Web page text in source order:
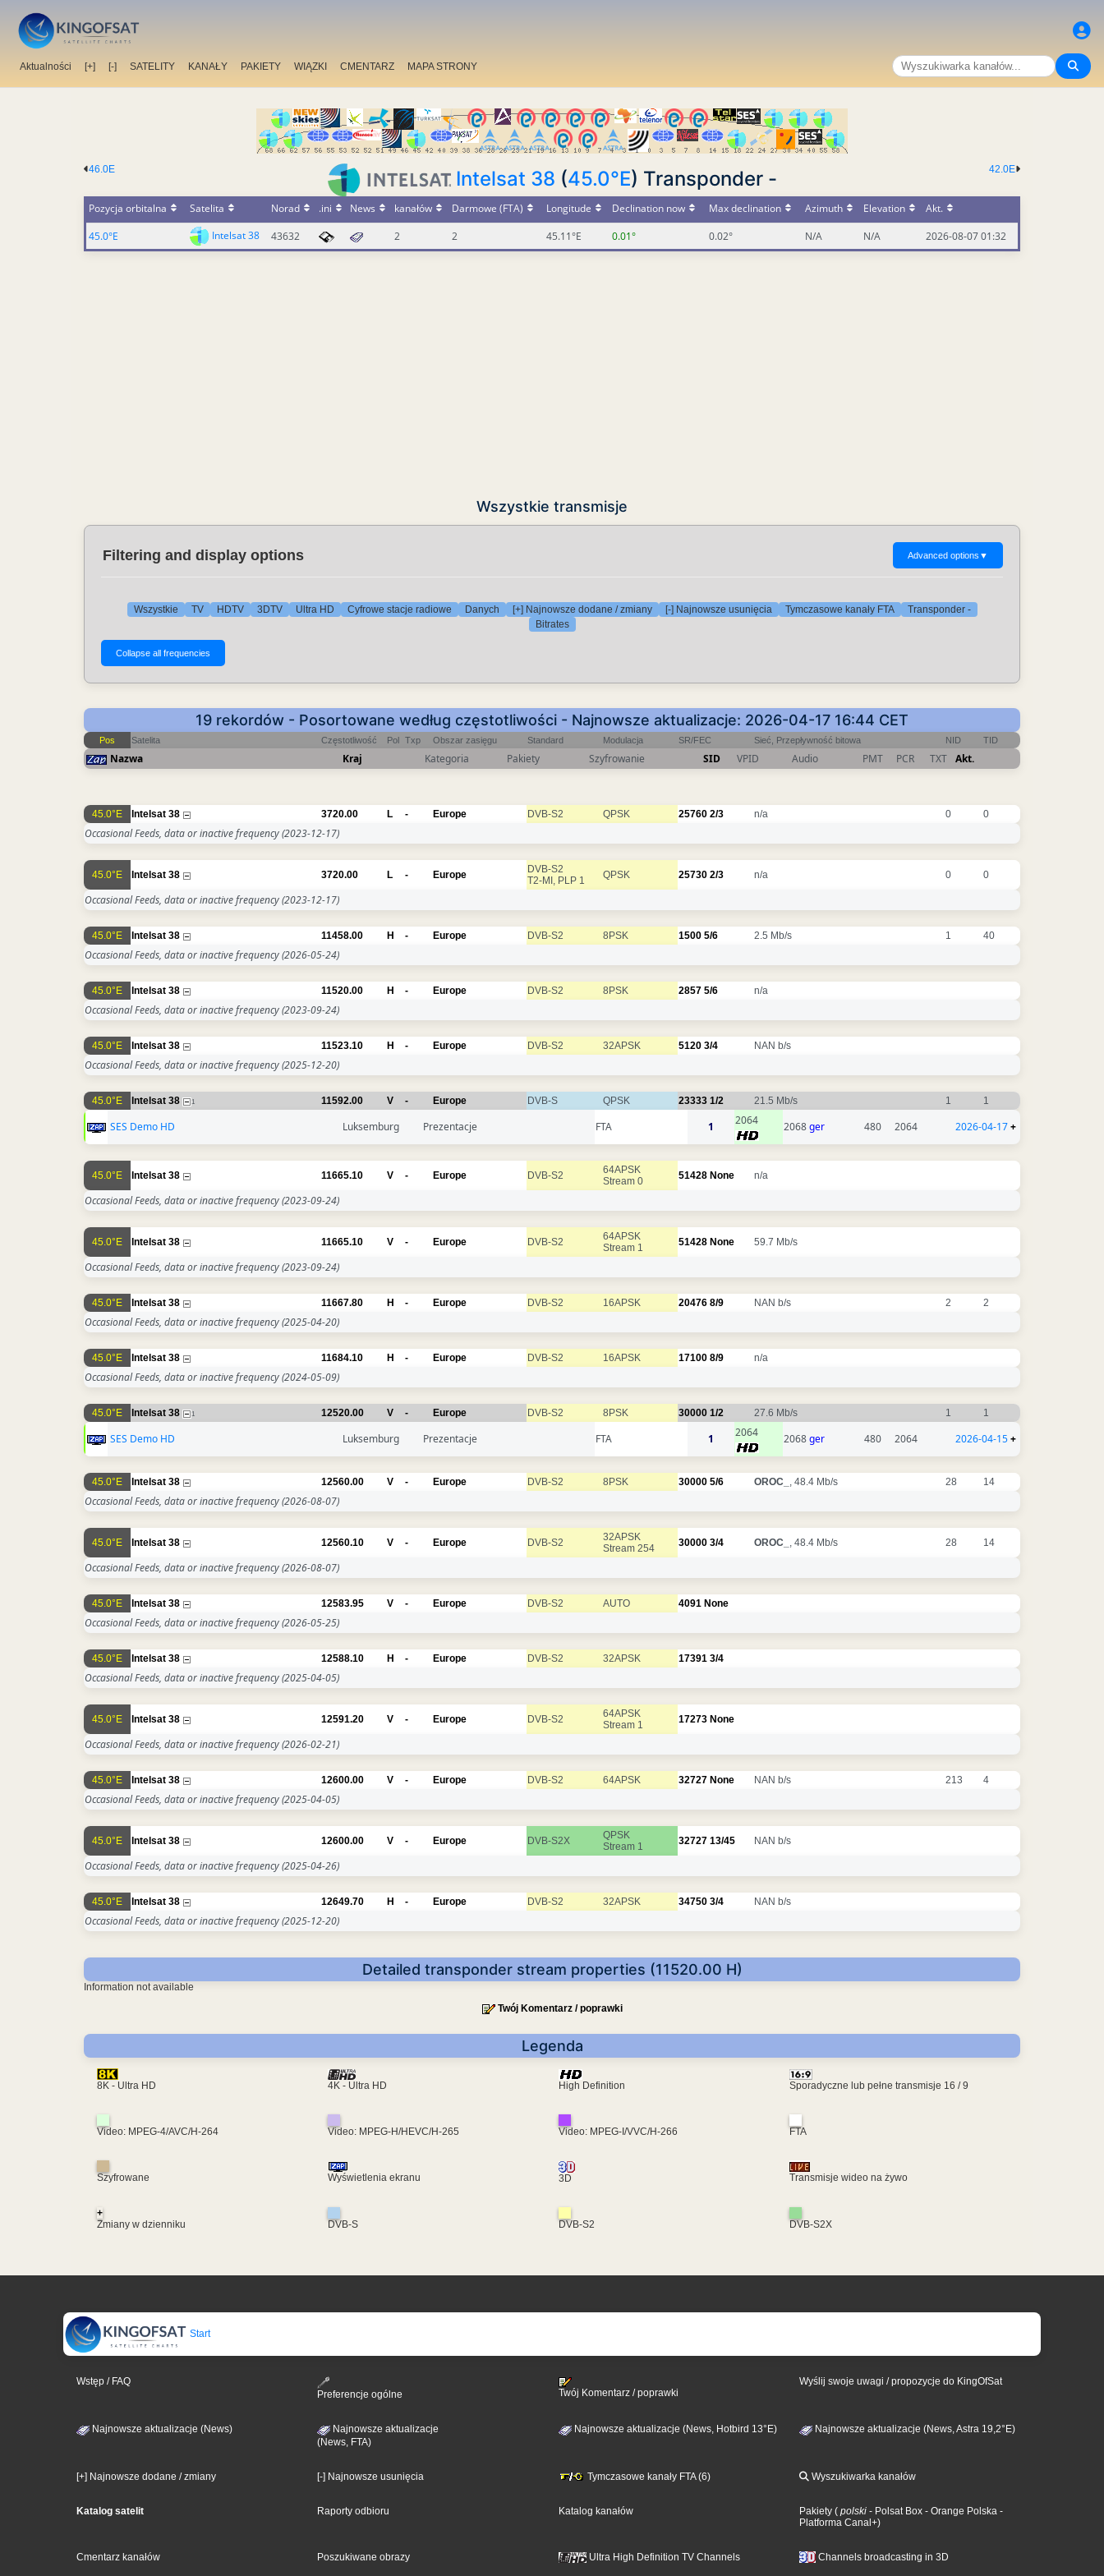
Aktualności [+] [-] SATELITY KANAŁY PAKIETY WIĄZKI CMENTARZ MAPA STRONY
42.0E
46.0E Intelsat 38 (45.0°E) Transponder -
Pozycja orbitalna Satelita Norad .ini News kanałów Darmowe (FTA) Longitude Declination now Max declination Azimuth Elevation
Akt.
45.0°E
Intelsat 38 43632 2 2 45.11°E 0.01° 0.02° N/A N/A 2026-08-07 01:32
Wszystkie transmisje
Filtering and display options Advanced options ▼
Wszystkie TV HDTV 3DTV Ultra HD Cyfrowe stacje radiowe Danych [+] Najnowsze dodane / zmiany [-] Najnowsze usunięcia Tymczasowe kanały FTA
Transponder -
Bitrates
19 rekordów - Posortowane według częstotliwości - Najnowsze aktualizacje: 2026-04-17 16:44 CET
Pos Satelita Częstotliwość Pol Txp Obszar zasięgu Standard Modulacja SR/FEC Sieć, Przepływność bitowa NID TID
Nazwa Kraj Kategoria Pakiety Szyfrowanie SID VPID Audio PMT PCR TXT Akt.
45.0°E Intelsat 38 3720.00 L - Europe DVB-S2 QPSK 25760 2/3 n/a 0 0
Occasional Feeds, data or inactive frequency(2023-12-17)
45.0°E Intelsat 38 3720.00 L - Europe
DVB-S2
T2-MI, PLP 1
QPSK 25730 2/3 n/a 0 0
Occasional Feeds, data or inactive frequency(2023-12-17)
45.0°E Intelsat 38 11458.00 H - Europe DVB-S2 8PSK 1500 5/6 2.5 Mb/s 1 40
Occasional Feeds, data or inactive frequency(2026-05-24)
45.0°E Intelsat 38 11520.00 H - Europe DVB-S2 8PSK 2857 5/6 n/a
Occasional Feeds, data or inactive frequency(2023-09-24)
45.0°E Intelsat 38 11523.10 H - Europe DVB-S2 32APSK 5120 3/4 NAN b/s
Occasional Feeds, data or inactive frequency(2025-12-20)
45.0°E Intelsat 38 1 11592.00 V - Europe DVB-S QPSK 23333 1/2 21.5 Mb/s 1 1
SES Demo HD Luksemburg Prezentacje FTA 1 2064 2068ger 480 2064 2026-04-17+
45.0°E Intelsat 38 11665.10 V - Europe DVB-S2
64APSK
Stream 0
51428 None n/a
Occasional Feeds, data or inactive frequency(2023-09-24)
45.0°E Intelsat 38 11665.10 V - Europe DVB-S2
64APSK
Stream 1
51428 None 59.7 Mb/s
Occasional Feeds, data or inactive frequency(2023-09-24)
45.0°E Intelsat 38 11667.80 H - Europe DVB-S2 16APSK 20476 8/9 NAN b/s 2 2
Occasional Feeds, data or inactive frequency(2025-04-20)
45.0°E Intelsat 38 11684.10 H - Europe DVB-S2 16APSK 17100 8/9 n/a
Occasional Feeds, data or inactive frequency(2024-05-09)
45.0°E Intelsat 38 1 12520.00 V - Europe DVB-S2 8PSK 30000 1/2 27.6 Mb/s 1 1
SES Demo HD Luksemburg Prezentacje FTA 1 2064 2068ger 480 2064 2026-04-15+
45.0°E Intelsat 38 12560.00 V - Europe DVB-S2 8PSK 30000 5/6 OROC_ , 48.4 Mb/s 28 14
Occasional Feeds, data or inactive frequency(2026-08-07)
45.0°E Intelsat 38 12560.10 V - Europe DVB-S2
32APSK
Stream 254
30000 3/4 OROC_ , 48.4 Mb/s 28 14
Occasional Feeds, data or inactive frequency(2026-08-07)
45.0°E Intelsat 38 12583.95 V - Europe DVB-S2 AUTO 4091 None
Occasional Feeds, data or inactive frequency(2026-05-25)
45.0°E Intelsat 38 12588.10 H - Europe DVB-S2 32APSK 17391 3/4
Occasional Feeds, data or inactive frequency(2025-04-05)
45.0°E Intelsat 38 12591.20 V - Europe DVB-S2
64APSK
Stream 1
17273 None
Occasional Feeds, data or inactive frequency(2026-02-21)
45.0°E Intelsat 38 12600.00 V - Europe DVB-S2 64APSK 32727 None NAN b/s 213 4
Occasional Feeds, data or inactive frequency(2025-04-05)
45.0°E Intelsat 38 12600.00 V - Europe DVB-S2X
QPSK
Stream 1
32727 13/45 NAN b/s
Occasional Feeds, data or inactive frequency(2025-04-26)
45.0°E Intelsat 38 12649.70 H - Europe DVB-S2 32APSK 34750 3/4 NAN b/s
Occasional Feeds, data or inactive frequency(2025-12-20)
Detailed transponder stream properties (11520.00 H)
Information not available
Twój Komentarz / poprawki
Legenda
8K - Ultra HD 4K - Ultra HD High Definition Sporadyczne lub pełne transmisje 16 / 9
Video: MPEG-4/AVC/H-264 Video: MPEG-H/HEVC/H-265 Video: MPEG-I/VVC/H-266 FTA
Szyfrowane Wyświetlenia ekranu 3D Transmisje wideo na żywo
+
Zmiany w dzienniku
DVB-S DVB-S2 DVB-S2X
Start
Wstęp / FAQ
Preferencje ogólne
Twój Komentarz / poprawki
Wyślij swoje uwagi / propozycje do KingOfSat
Najnowsze aktualizacje (News)
Najnowsze aktualizacje
(News, FTA)
Najnowsze aktualizacje (News, Hotbird 13°E) Najnowsze aktualizacje (News, Astra 19,2°E)
[+] Najnowsze dodane / zmiany [-] Najnowsze usunięcia Tymczasowe kanały FTA (6) Wyszukiwarka kanałów
Katalog satelit Raporty odbioru Katalog kanałów Pakiety ( polski - Polsat Box - Orange Polska -
Platforma Canal+)
Cmentarz kanałów Poszukiwane obrazy Ultra High Definition TV Channels Channels broadcasting in 3D